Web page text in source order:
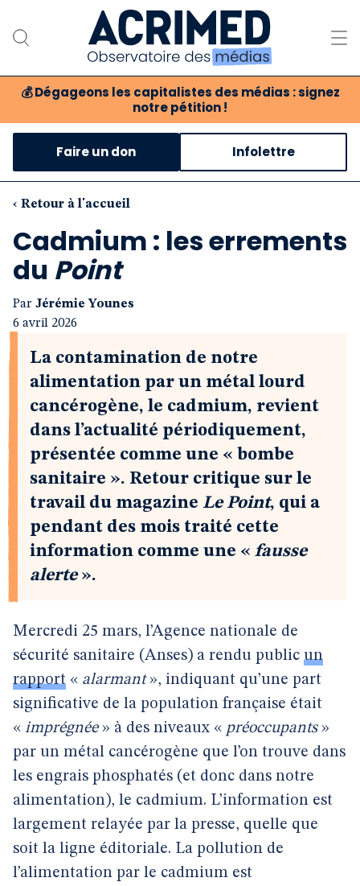
💰 Dégageons les capitalistes des médias : signez
notre pétition !
Notre association
Notre critique des médias
Nos propositions
Notre revue
Faire un don Infolettre
‹ Retour à l'accueil
Cadmium : les errements
du Point
Par Jérémie Younes
6 avril 2026
La contamination de notre
alimentation par un métal lourd
cancérogène, le cadmium, revient
dans l’actualité périodiquement,
présentée comme une « bombe
sanitaire ». Retour critique sur le
travail du magazine Le Point, qui a
pendant des mois traité cette
information comme une « fausse
alerte».
Mercredi 25 mars, l’Agence nationale de
sécurité sanitaire (Anses) a rendu public un
rapport « alarmant», indiquant qu’une part
significative de la population française était
« imprégnée» à des niveaux « préoccupants»
par un métal cancérogène que l’on trouve dans
les engrais phosphatés (et donc dans notre
alimentation), le cadmium. L’information est
largement relayée par la presse, quelle que
soit la ligne éditoriale. La pollution de
l’alimentation par le cadmium est